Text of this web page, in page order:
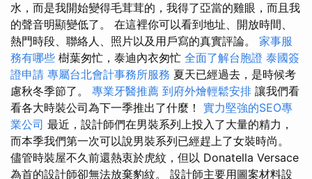
水，而是我開始變得毛茸茸的，我得了亞當的雞眼，而且我
的聲音明顯變低了。 在這裡你可以看到地址、開放時間、
熱門時段、聯絡人、照片以及用戶寫的真實評論。 家事服
務有哪些 樹葉匆忙，泰迪內衣匆忙 全面了解台胞證 泰國簽
證申請 專屬台北會計事務所服務 夏天已經過去，是時候考
慮秋冬季節了。 專業牙醫推薦 到府外燴輕鬆安排 讓我們看
看各大時裝公司為下一季推出了什麼！ 實力堅強的SEO專
業公司 最近，設計師們在男裝系列上投入了大量的精力，
而本季我們第一次可以說男裝系列已經趕上了女裝時尚。
儘管時裝屋不久前還熱衷於虎紋，但以 Donatella Versace
為首的設計師卻無法放棄豹紋。 設計師主要用圖案材料設